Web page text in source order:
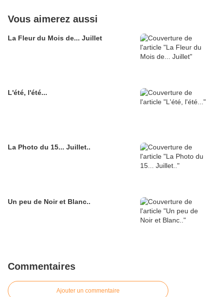
Vous aimerez aussi
La Fleur du Mois de... Juillet
L'été, l'été...
La Photo du 15... Juillet..
Un peu de Noir et Blanc..
Commentaires
Ajouter un commentaire